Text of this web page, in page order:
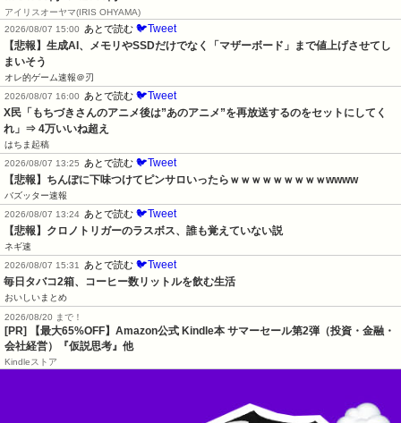
アイリスオーヤマ(IRIS OHYAMA)
2026/08/07 15:00
あとで読む 🐦Tweet
【悲報】生成AI、メモリやSSDだけでなく「マザーボード」まで値上げさせてし
まいそう
オレ的ゲーム速報＠刃
2026/08/07 16:00
あとで読む 🐦Tweet
X民「もちづきさんのアニメ後は”あのアニメ”を再放送するのをセットにしてく
れ」⇒ 4万いいね超え
はちま起稿
2026/08/07 13:25
あとで読む 🐦Tweet
【悲報】ちんぽに下味つけてピンサロいったらｗｗｗｗｗｗｗｗｗwwww
バズッター速報
2026/08/07 13:24 あとで読む 🐦Tweet
【悲報】クロノトリガーのラスボス、誰も覚えていない説
ネギ速
2026/08/07 15:31
あとで読む 🐦Tweet
毎日タバコ2箱、コーヒー数リットルを飲む生活
おいしいまとめ
2026/08/20 まで！
[PR]
【最大65%OFF】Amazon公式 Kindle本 サマーセール第2弾（投資・金融・
会社経営）『仮説思考』他
Kindleストア